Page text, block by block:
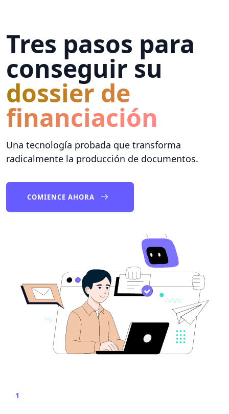
Tres pasos para
conseguir su
dossier de
financiación
Una tecnología probada que transforma
radicalmente la producción de documentos.
COMIENCE AHORA
1